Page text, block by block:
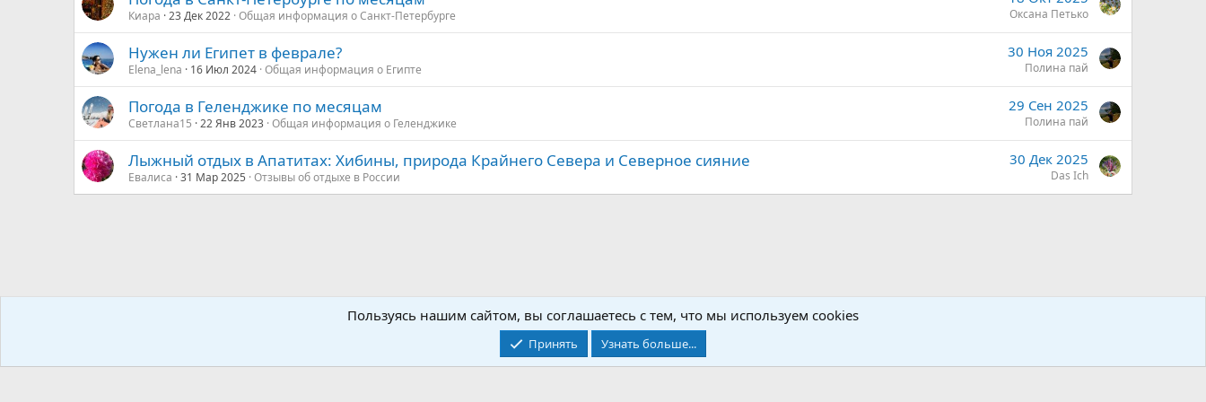
Киара 23 Дек 2022 Общая информация о Санкт-Петербурге Оксана Петько
Нужен ли Египет в феврале?
Elena_lena 16 Июл 2024 Общая информация о Египте
30 Ноя 2025
Полина пай
Погода в Геленджике по месяцам
Светлана15 22 Янв 2023 Общая информация о Геленджике
29 Сен 2025
Полина пай
Лыжный отдых в Апатитах: Хибины, природа Крайнего Севера и Северное сияние
Евалиса 31 Мар 2025 Отзывы об отдыхе в России
30 Дек 2025
Das Ich
Турция, ОАЭ и Ближний Восток Иордания Общая информация об Иордании
Контакты Условия и правила
Пользуясь нашим сайтом, вы соглашаетесь с тем, что мы используем cookies
Принять Узнать больше...